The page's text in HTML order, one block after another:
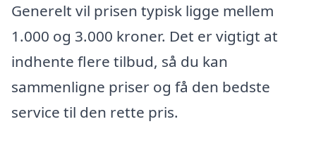
Generelt vil prisen typisk ligge mellem
1.000 og 3.000 kroner. Det er vigtigt at
indhente flere tilbud, så du kan
sammenligne priser og få den bedste
service til den rette pris.